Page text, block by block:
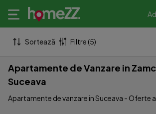
Sortează Filtre (5)
Apartamente de Vanzare in
Suceava
Apartamente de vanzare in Suceava - Oferte